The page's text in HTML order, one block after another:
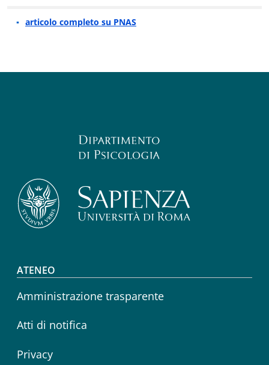
articolo completo su PNAS
Footer menu
ATENEO
Amministrazione trasparente
Atti di notifica
Privacy